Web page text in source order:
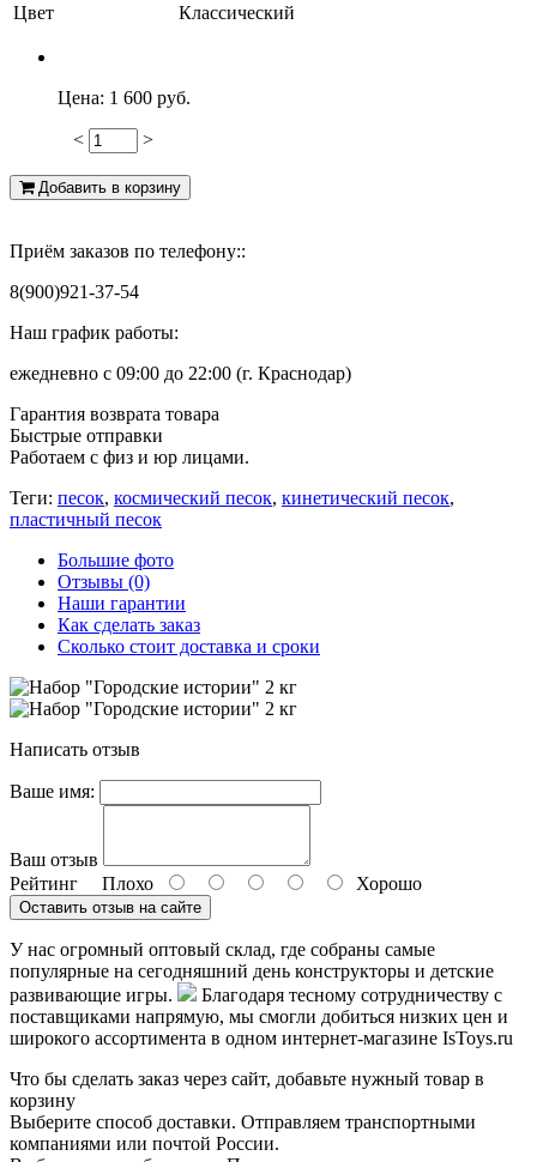
Цвет
Классический
Цена: 1 600 руб.
< >
Добавить в корзину
Приём заказов по телефону::
8(900)921-37-54
Наш график работы:
ежедневно с 09:00 до 22:00 (г. Краснодар)
Гарантия возврата товара
Быстрые отправки
Работаем с физ и юр лицами.
Теги: песок, космический песок, кинетический песок,
пластичный песок
Большие фото
Отзывы (0)
Наши гарантии
Как сделать заказ
Сколько стоит доставка и сроки
Написать отзыв
Ваше имя:
Ваш отзыв
Рейтинг Плохо Хорошо
Оставить отзыв на сайте
У нас огромный оптовый склад, где собраны самые
популярные на сегодняшний день конструкторы и детские
развивающие игры.
Благодаря тесному сотрудничеству с
поставщиками напрямую, мы смогли добиться низких цен и
широкого ассортимента в одном интернет-магазине IsToys.ru
Что бы сделать заказ через сайт, добавьте нужный товар в
корзину
Выберите способ доставки. Отправляем транспортными
компаниями или почтой России.